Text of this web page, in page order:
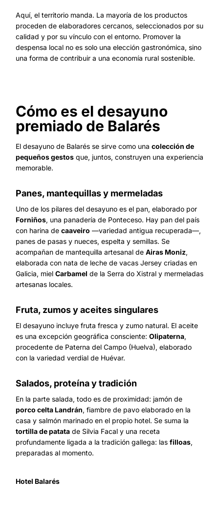
Aquí, el territorio manda. La mayoría de los productos
proceden de elaboradores cercanos, seleccionados por su
calidad y por su vínculo con el entorno. Promover la
despensa local no es solo una elección gastronómica, sino
una forma de contribuir a una economía rural sostenible.
Cómo es el desayuno
premiado de Balarés
El desayuno de Balarés se sirve como una colección de
pequeños gestos que, juntos, construyen una experiencia
memorable.
Panes, mantequillas y mermeladas
Uno de los pilares del desayuno es el pan, elaborado por
Forniños, una panadería de Ponteceso. Hay pan del país
con harina de caaveiro —variedad antigua recuperada—,
panes de pasas y nueces, espelta y semillas. Se
acompañan de mantequilla artesanal de Airas Moniz,
elaborada con nata de leche de vacas Jersey criadas en
Galicia, miel Carbamel de la Serra do Xistral y mermeladas
artesanas locales.
Fruta, zumos y aceites singulares
El desayuno incluye fruta fresca y zumo natural. El aceite
es una excepción geográfica consciente: Olipaterna,
procedente de Paterna del Campo (Huelva), elaborado
con la variedad verdial de Huévar.
Salados, proteína y tradición
En la parte salada, todo es de proximidad: jamón de
porco celta Landrán, fiambre de pavo elaborado en la
casa y salmón marinado en el propio hotel. Se suma la
tortilla de patata de Silvia Facal y una receta
profundamente ligada a la tradición gallega: las filloas,
preparadas al momento.
Hotel Balarés